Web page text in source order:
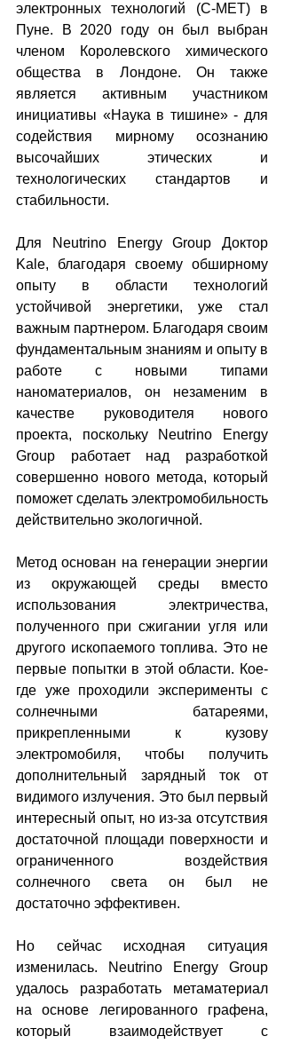
электронных технологий (C-MET) в
Пуне. В 2020 году он был выбран
членом Королевского химического
общества в Лондоне. Он также
является активным участником
инициативы «Наука в тишине» - для
содействия мирному осознанию
высочайших этических и
технологических стандартов и
стабильности.
Для Neutrino Energy Group Доктор
Kale, благодаря своему обширному
опыту в области технологий
устойчивой энергетики, уже стал
важным партнером. Благодаря своим
фундаментальным знаниям и опыту в
работе с новыми типами
наноматериалов, он незаменим в
качестве руководителя нового
проекта, поскольку Neutrino Energy
Group работает над разработкой
совершенно нового метода, который
поможет сделать электромобильность
действительно экологичной.
Метод основан на генерации энергии
из окружающей среды вместо
использования электричества,
полученного при сжигании угля или
другого ископаемого топлива. Это не
первые попытки в этой области. Кое-
где уже проходили эксперименты с
солнечными батареями,
прикрепленными к кузову
электромобиля, чтобы получить
дополнительный зарядный ток от
видимого излучения. Это был первый
интересный опыт, но из-за отсутствия
достаточной площади поверхности и
ограниченного воздействия
солнечного света он был не
достаточно эффективен.
Но сейчас исходная ситуация
изменилась. Neutrino Energy Group
удалось разработать метаматериал
на основе легированного графена,
который взаимодействует с